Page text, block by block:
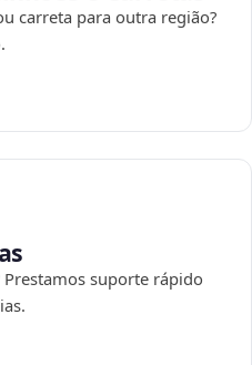
carreta para outra região?
Prestamos suporte rápido